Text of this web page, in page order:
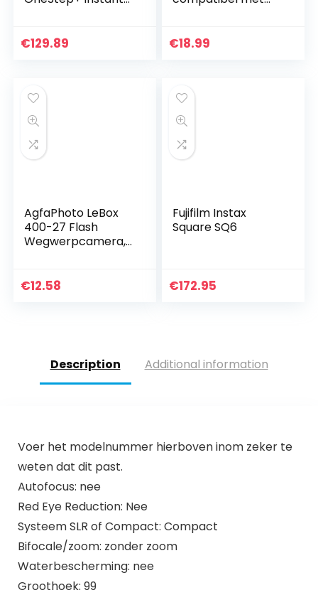
€129.89
lens, fotolijsten en
€18.99
AgfaPhoto LeBox
400-27 Flash
Wegwerpcamera,
€12.58
Fujifilm Instax
Square SQ6
€172.95
Description Additional information
Voer het modelnummer hierboven inom zeker te
weten dat dit past.
Autofocus: nee
Red Eye Reduction: Nee
Systeem SLR of Compact: Compact
Bifocale/zoom: zonder zoom
Waterbescherming: nee
Groothoek: 99